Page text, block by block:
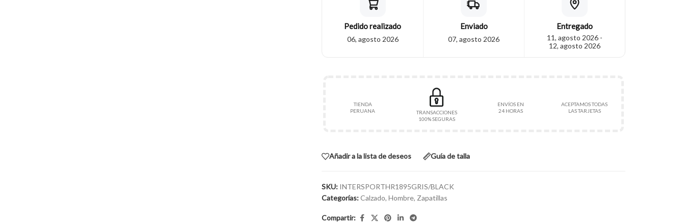
Pedido realizado
06, agosto 2026
Enviado
07, agosto 2026
Entregado
11, agosto 2026 -
12, agosto 2026
TIENDA
PERUANA
TRANSACCIONES
100% SEGURAS
ENVÍOS EN
24 HORAS
ACEPTAMOS TODAS
LAS TARJETAS
Añadir a la lista de deseos Guía de talla
SKU: INTERSPORTHR1895GRIS/BLACK
Categorías:Calzado, Hombre, Zapatillas
Compartir: